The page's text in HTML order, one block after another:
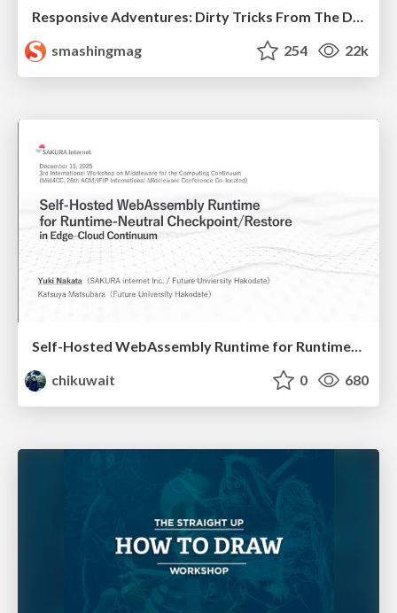
smashingmag
254 22k
Self-Hosted WebAssembly Runtime for Runtime-Neutral Checkpoint/Restore in Edge–Cloud Continuum
chikuwait
0 680